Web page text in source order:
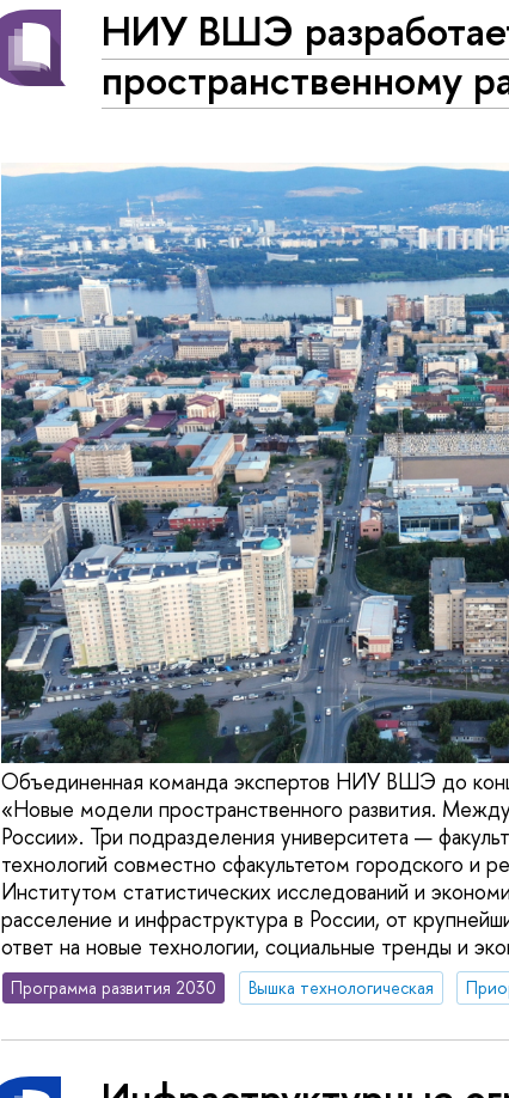
НИУ ВШЭ
пространственному
Объединенная команда экспертов НИУ ВШЭ до
«Новые модели пространственного развития.
России». Три подразделения университета —
технологий совместно сфакультетом городского и
Институтом статистических исследований и
расселение и инфраструктура в России, от
ответ на новые технологии, социальные тренды и
Программа развития 2030 Вышка технологическая